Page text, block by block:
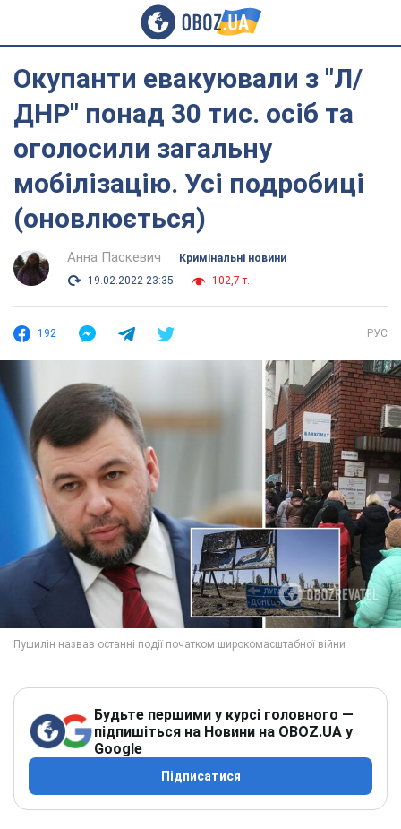
Окупанти евакуювали з "Л/
ДНР" понад 30 тис. осіб та
оголосили загальну
мобілізацію. Усі подробиці
(оновлюється)
Анна Паскевич
Кримінальні новини
19.02.2022 23:35
102,7 т.
192 РУС
Будьте першими у курсі головного —
підпишіться на Новини на OBOZ.UA у
Google
Підписатися